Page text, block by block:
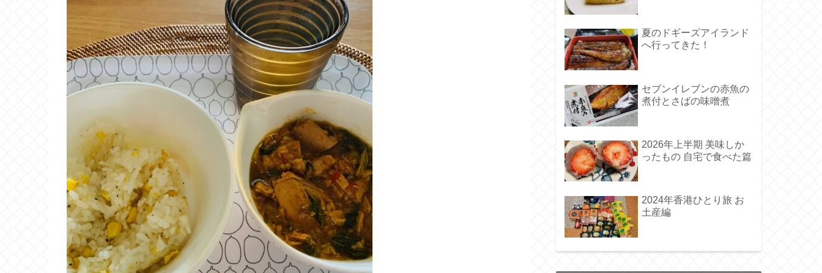
夏のドギーズアイランド
へ行ってきた！
セブンイレブンの赤魚の
煮付とさばの味噌煮
2026年上半期 美味しか
ったもの 自宅で食べた篇
2024年香港ひとり旅 お
土産編